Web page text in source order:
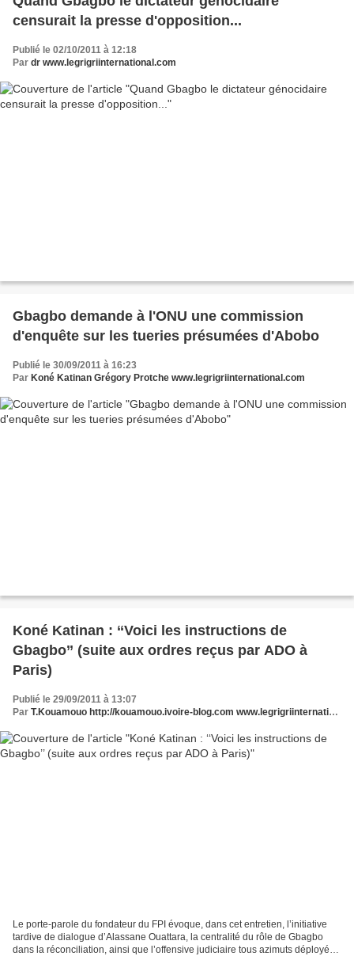
censurait la presse d'opposition...
Publié le 02/10/2011 à 12:18
Par dr www.legrigriinternational.com
Gbagbo demande à l'ONU une commission
d'enquête sur les tueries présumées d'Abobo
Publié le 30/09/2011 à 16:23
Par Koné Katinan Grégory Protche www.legrigriinternational.com
Koné Katinan : ‘‘Voici les instructions de
Gbagbo’’ (suite aux ordres reçus par ADO à
Paris)
Publié le 29/09/2011 à 13:07
Par T.Kouamouo http://kouamouo.ivoire-blog.com www.legrigriinternational.com
Le porte-parole du fondateur du FPI évoque, dans cet entretien, l’initiative
tardive de dialogue d’Alassane Ouattara, la centralité du rôle de Gbagbo
dans la réconciliation, ainsi que l’offensive judiciaire tous azimuts déployée